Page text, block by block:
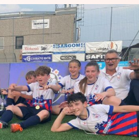
sul
e
alza